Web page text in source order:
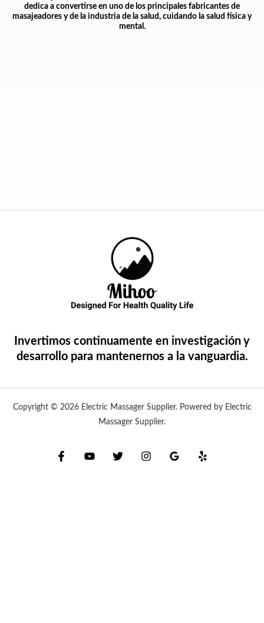
dedica a convertirse en uno de los principales fabricantes de
masajeadores y de la industria de la salud, cuidando la salud física y
mental.
Invertimos continuamente en investigación y
desarrollo para mantenernos a la vanguardia.
Copyright © 2026 Electric Massager Supplier. Powered by Electric
Massager Supplier.